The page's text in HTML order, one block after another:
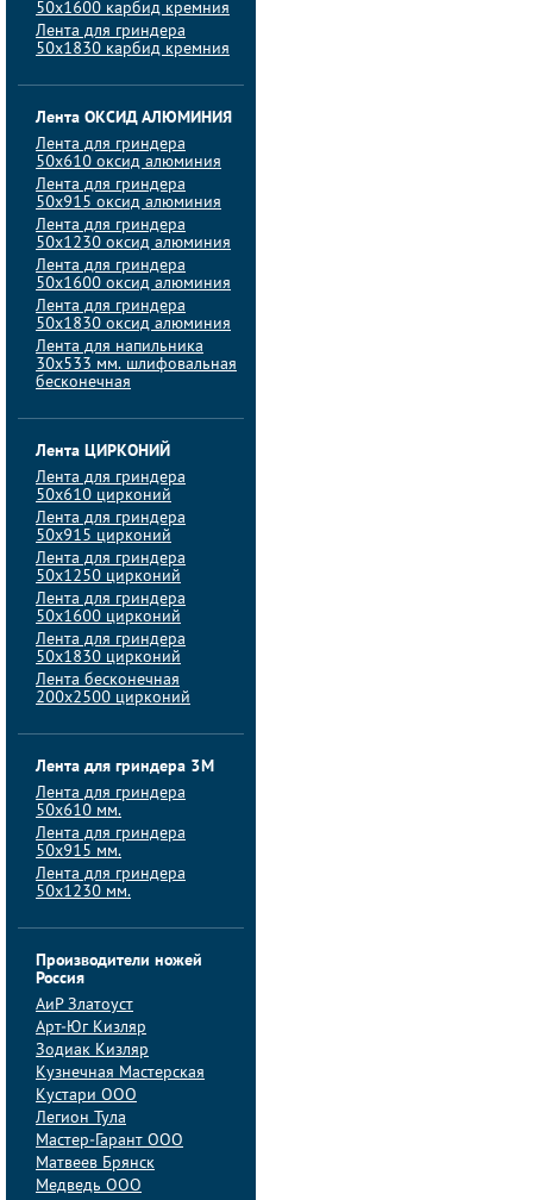
50х1600 карбид кремния
Лента для гриндера
50х1830 карбид кремния
Лента ОКСИД АЛЮМИНИЯ
Лента для гриндера
50х610 оксид алюминия
Лента для гриндера
50х915 оксид алюминия
Лента для гриндера
50х1230 оксид алюминия
Лента для гриндера
50х1600 оксид алюминия
Лента для гриндера
50х1830 оксид алюминия
Лента для напильника
30х533 мм. шлифовальная
бесконечная
Лента ЦИРКОНИЙ
Лента для гриндера
50х610 цирконий
Лента для гриндера
50х915 цирконий
Лента для гриндера
50х1250 цирконий
Лента для гриндера
50х1600 цирконий
Лента для гриндера
50x1830 цирконий
Лента бесконечная
200х2500 цирконий
Лента для гриндера 3M
Лента для гриндера
50x610 мм.
Лента для гриндера
50x915 мм.
Лента для гриндера
50x1230 мм.
Производители ножей
Россия
АиP Златоуст
Арт-Юг Кизляр
Зодиак Кизляр
Кузнечная Мастерская
Кустари ООО
Легион Тула
Мастер-Гарант ООО
Матвеев Брянск
Медведь ООО